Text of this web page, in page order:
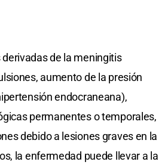
de la meningitis
aumento de la presión
endocraneana),
permanentes o temporales,
debido a lesiones graves en la
la enfermedad puede llevar a la